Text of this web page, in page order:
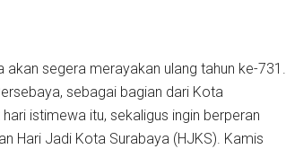
akan segera merayakan ulang tahun ke-731.
sebagai bagian dari Kota
istimewa itu, sekaligus ingin berperan
Hari Jadi Kota Surabaya (HJKS). Kamis